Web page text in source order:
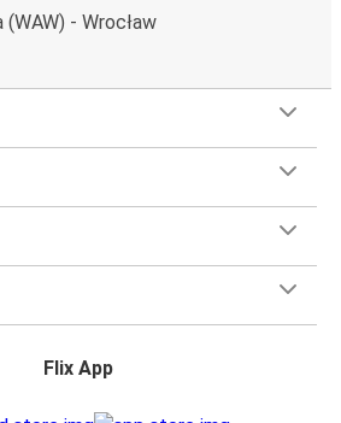
- Wrocław
Flix App